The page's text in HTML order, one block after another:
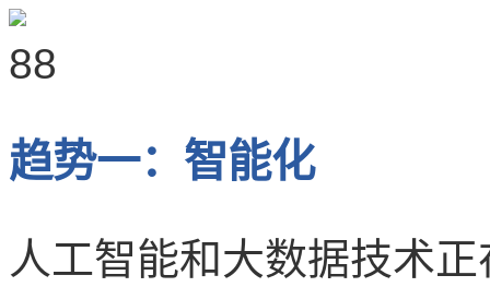
趋势一：智能化
人工智能和大数据技术